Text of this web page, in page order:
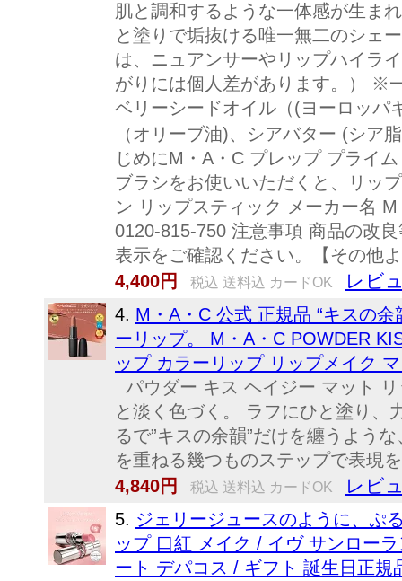
肌と調和するような一体感が生ま
と塗りで垢抜ける唯一無二のシェ
は、ニュアンサーやリップハイラ
がりには個人差があります。） ※
ベリーシードオイル（(ヨーロッパ
（オリーブ油)、シアバター (シ
じめにM・A・C プレップ プライ
ブラシをお使いいただくと、リッ
ン リップスティック メーカー名
0120-815-750 注意事項 商品の改
表示をご確認ください。【その他
4,400円
税込 送料込 カードOK レビ
4. M・A・C 公式 正規品 “キスの
ーリップ。 M・A・C POWDER
ップ カラーリップ リップメイク
パウダー キス ヘイジー マット
と淡く色づく。 ラフにひと塗り、
るで”キスの余韻”だけを纏うよう
を重ねる幾つものステップで表現
4,840円
税込 送料込 カードOK レビ
5. ジェリージュースのように、ぷ
ップ 口紅 メイク / イヴ サンロー
ート デパコス / ギフト 誕生日正規